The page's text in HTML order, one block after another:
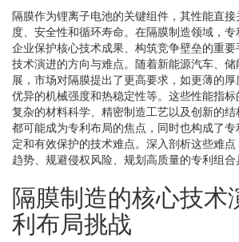
隔膜作为锂离子电池的关键组件，其性能直
度、安全性和循环寿命。在隔膜制造领域，
企业保护核心技术成果、构筑竞争壁垒的重
技术演进的方向与难点。随着新能源汽车、
展，市场对隔膜提出了更高要求，如更薄的厚
优异的机械强度和热稳定性等。这些性能指
复杂的材料科学、精密制造工艺以及创新的
都可能成为专利布局的焦点，同时也构成了
定和有效保护的技术难点。深入剖析这些难
趋势、规避侵权风险、规划高质量的专利组合
隔膜制造的核心技术
利布局挑战